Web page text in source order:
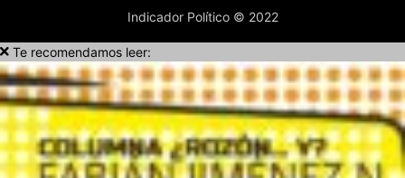
Indicador Político © 2022
Te recomendamos leer: